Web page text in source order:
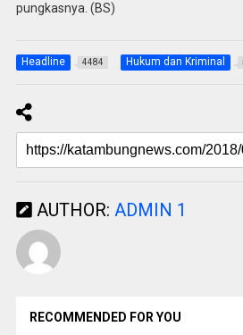
pungkasnya. (BS)
Headline 4484 Hukum dan Kriminal
AUTHOR: ADMIN 1
RECOMMENDED FOR YOU